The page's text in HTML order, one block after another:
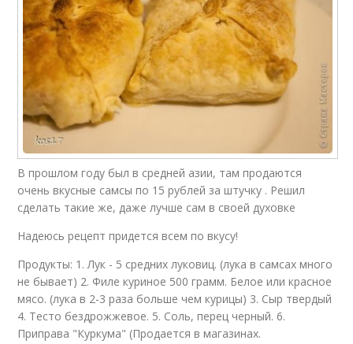
В прошлом году был в средней азии, там продаются
очень вкусные самсы по 15 рублей за штучку . Решил
сделать такие же, даже лучше сам в своей духовке
Надеюсь рецепт придется всем по вкусу!
Продукты: 1. Лук - 5 средних луковиц. (лука в самсах много
не бывает) 2. Филе куриное 500 грамм. Белое или красное
мясо. (лука в 2-3 раза больше чем курицы) 3. Сыр твердый
4. Тесто бездрожжевое. 5. Соль, перец черный. 6.
Приправа "Куркума" (Продается в магазинах.